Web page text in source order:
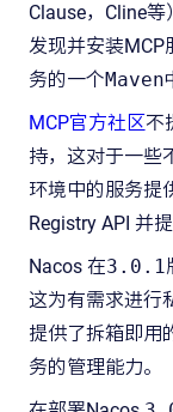
Clause，Cline
发现并安装MCP
务的一个Maven
MCP官方社区不
持，这对于一些
环境中的服务提
Registry API 并
Nacos 在3.0.1
这为有需求进行
提供了拆箱即用
务的管理能力。